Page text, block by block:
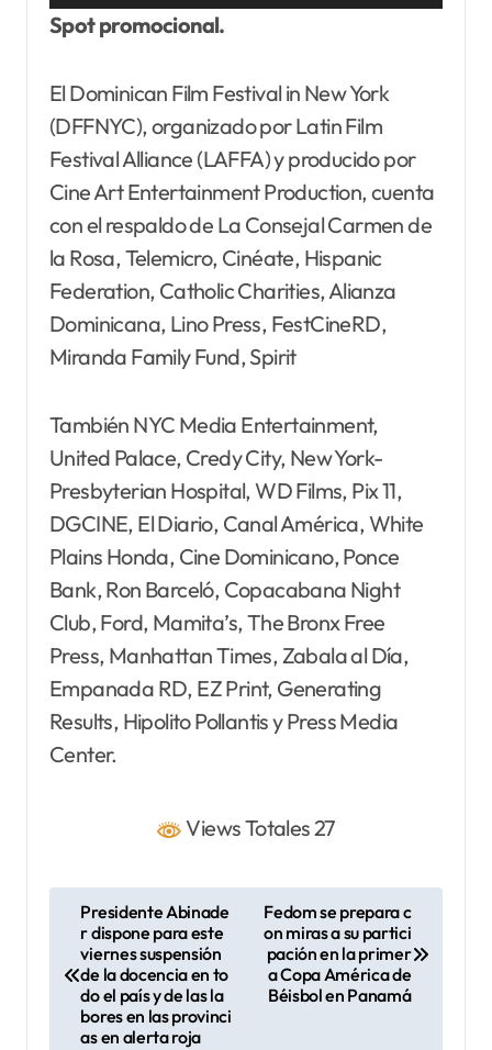
Spot promocional.
El Dominican Film Festival in New York
(DFFNYC), organizado por Latin Film
Festival Alliance (LAFFA) y producido por
Cine Art Entertainment Production, cuenta
con el respaldo de La Consejal Carmen de
la Rosa, Telemicro, Cinéate, Hispanic
Federation, Catholic Charities, Alianza
Dominicana, Lino Press, FestCineRD,
Miranda Family Fund, Spirit
También NYC Media Entertainment,
United Palace, Credy City, New York-
Presbyterian Hospital, WD Films, Pix 11,
DGCINE, El Diario, Canal América, White
Plains Honda, Cine Dominicano, Ponce
Bank, Ron Barceló, Copacabana Night
Club, Ford, Mamita’s, The Bronx Free
Press, Manhattan Times, Zabala al Día,
Empanada RD, EZ Print, Generating
Results, Hipolito Pollantis y Press Media
Center.
Views Totales 27
Presidente Abinade
r dispone para este
viernes suspensión
de la docencia en to
do el país y de las la
bores en las provinci
as en alerta roja
Fedom se prepara c
on miras a su partici
pación en la primer
a Copa América de
Béisbol en Panamá